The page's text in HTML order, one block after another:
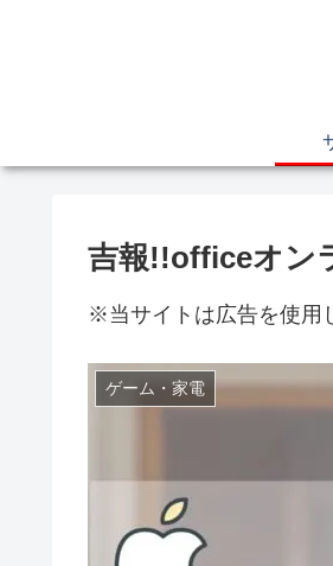
吉報!!officeオン
※当サイトは広告を使用
ゲーム・家電